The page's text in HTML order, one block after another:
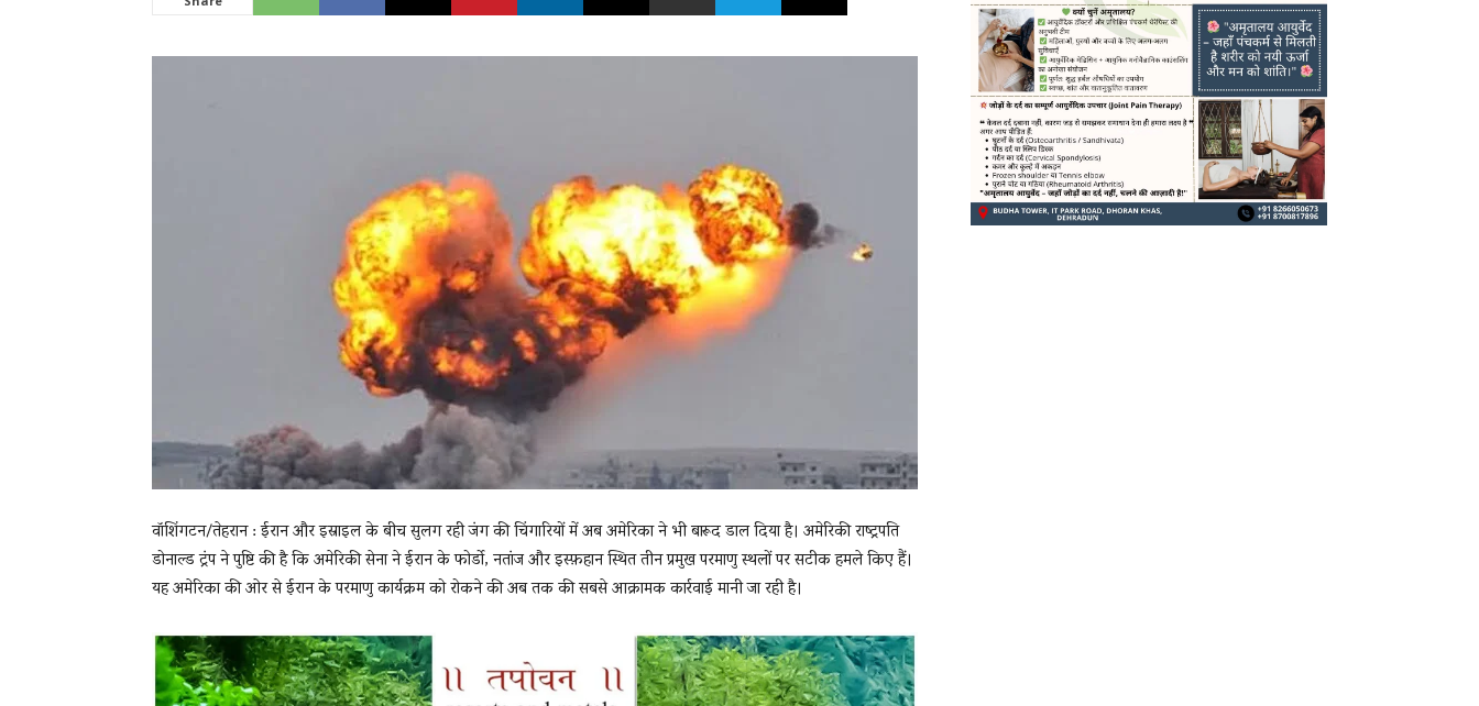
वॉशिंगटन/तेहरान : ईरान और इस्राइल के बीच सुलग रही जंग की चिंगारियों में अब अमेरिका ने भी बारूद डाल दिया है। अमेरिकी राष्ट्रपति
डोनाल्ड ट्रंप ने पुष्टि की है कि अमेरिकी सेना ने ईरान के फोर्डो, नतांज और इस्फ़हान स्थित तीन प्रमुख परमाणु स्थलों पर सटीक हमले किए हैं।
यह अमेरिका की ओर से ईरान के परमाणु कार्यक्रम को रोकने की अब तक की सबसे आक्रामक कार्रवाई मानी जा रही है।